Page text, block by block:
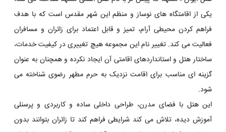
یکی از اقامتگاه های نوساز و منظم این شهر مقدس است که با هدف
فراهم کردن محیطی آرام، تمیز و قابل اعتماد برای زائران و مسافران
فعالیت می کند. تغییر نام این مجموعه هیچ تغییری در کیفیت خدمات،
ساختار هتل و استانداردهای اقامتی آن ایجاد نکرده و همچنان به عنوان
گزینه ای مناسب برای اقامت نزدیک به حرم مطهر رضوی شناخته می
شود.
این هتل با فضای مدرن، طراحی داخلی ساده و کاربردی و پرسنلی
آموزش دیده، تلاش می کند شرایطی فراهم کند تا زائران بتوانند بدون